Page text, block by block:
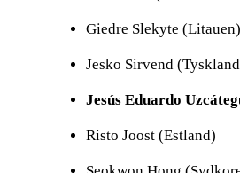
Giedre Slekyte (Litauen)
Jesko Sirvend
Jesús Eduardo
Risto Joost (Estland)